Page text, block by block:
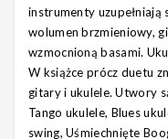
Usługi
instrumenty uzupełniają
wolumen brzmieniowy,
wzmocnioną basami.
W książce prócz duetu
gitary i ukulele. Utwory
Tango ukulele, Blues
swing, Uśmiechnięte